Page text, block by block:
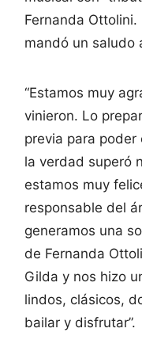
Fernanda
mandó un saludo
“Estamos muy
vinieron. Lo
previa para
la verdad superó
estamos muy
responsable del
generamos una
de Fernanda
Gilda y nos hizo
lindos, clásicos,
bailar y disfrutar”.